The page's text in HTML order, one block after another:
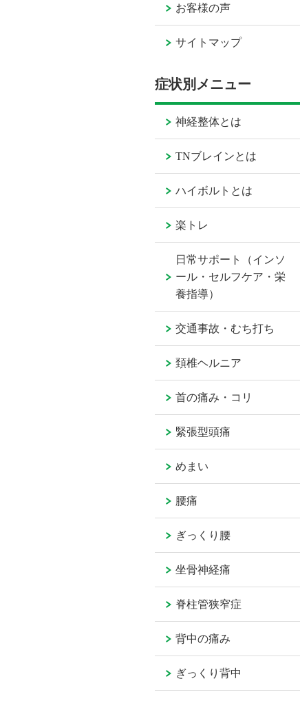
お客様の声
サイトマップ
症状別メニュー
神経整体とは
TNブレインとは
ハイボルトとは
楽トレ
日常サポート（インソ
ール・セルフケア・栄
養指導）
交通事故・むち打ち
頚椎ヘルニア
首の痛み・コリ
緊張型頭痛
めまい
腰痛
ぎっくり腰
坐骨神経痛
脊柱管狭窄症
背中の痛み
ぎっくり背中